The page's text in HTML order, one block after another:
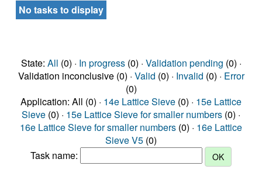
No tasks to display
State: All (0) · In progress(0) · Validation pending (0) ·
Validation inconclusive (0) · Valid (0) · Invalid (0) · Error
(0)
Application: All (0) · 14e Lattice Sieve (0) · 15e Lattice
Sieve (0) · 15e Lattice Sieve for smaller numbers (0) ·
16e Lattice Sieve for smaller numbers (0) · 16e Lattice
Sieve V5 (0)
Task name: